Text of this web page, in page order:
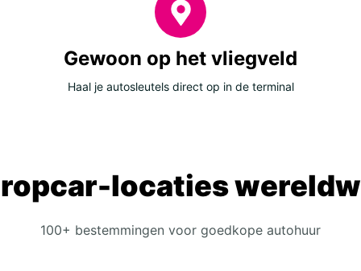
Gewoon op het vliegveld
Haal je autosleutels direct op in de terminal
locaties
100+ bestemmingen voor goedkope autohuur